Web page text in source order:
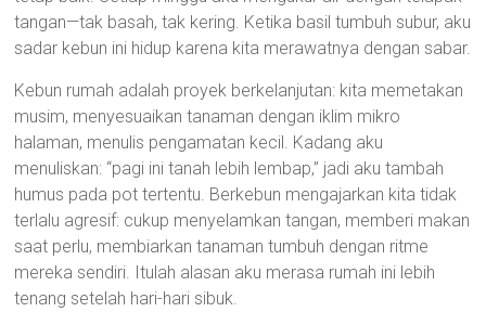
tangan—tak basah, tak kering. Ketika basil tumbuh subur, aku
sadar kebun ini hidup karena kita merawatnya dengan sabar.
Kebun rumah adalah proyek berkelanjutan: kita memetakan
musim, menyesuaikan tanaman dengan iklim mikro
halaman, menulis pengamatan kecil. Kadang aku
menuliskan: “pagi ini tanah lebih lembap,” jadi aku tambah
humus pada pot tertentu. Berkebun mengajarkan kita tidak
terlalu agresif: cukup menyelamkan tangan, memberi makan
saat perlu, membiarkan tanaman tumbuh dengan ritme
mereka sendiri. Itulah alasan aku merasa rumah ini lebih
tenang setelah hari-hari sibuk.